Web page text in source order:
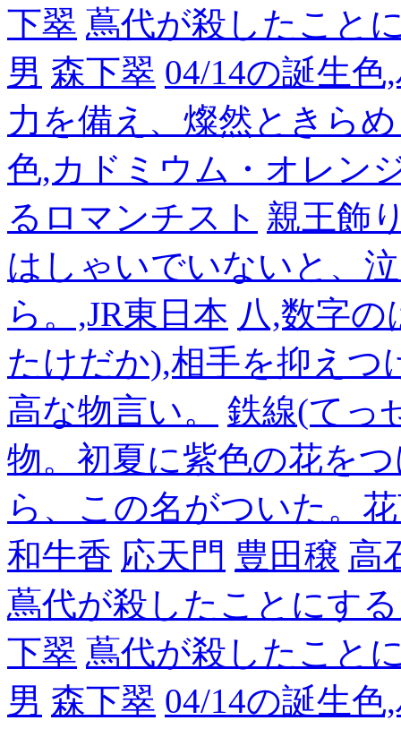
下翠 蔦代が殺したこと
男 森下翠 04/14の誕生
力を備え、燦然ときら
色,カドミウム・オレン
るロマンチスト 親王飾
はしゃいでいないと、
ら。,JR東日本 八,数字
たけだか),相手を抑えつ
高な物言い。
鉄線(てっ
物。初夏に紫色の花を
ら、この名がついた。
和牛香 応天門 豊田穣 高
蔦代が殺したことにす
下翠 蔦代が殺したこと
男 森下翠 04/14の誕生